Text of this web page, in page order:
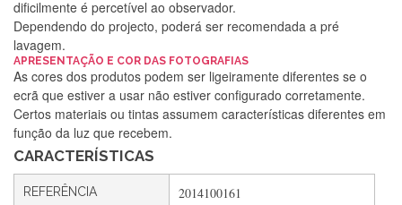
dificilmente é percetível ao observador.
Dependendo do projecto, poderá ser recomendada a pré
lavagem.
APRESENTAÇÃO E COR DAS FOTOGRAFIAS
As cores dos produtos podem ser ligeiramente diferentes se o
ecrã que estiver a usar não estiver configurado corretamente.
Certos materiais ou tintas assumem características diferentes em
função da luz que recebem.
CARACTERÍSTICAS
REFERÊNCIA 2014100161
Silvia Lopes
Encomenda direitinha. Rapidez e segurança. Volto a
encomendar.
Silvia André